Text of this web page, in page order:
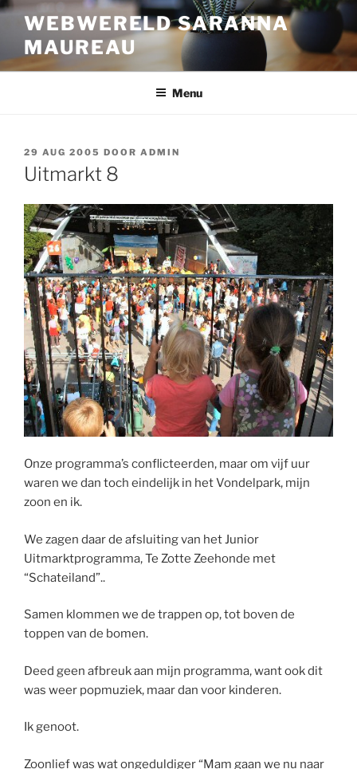
Ga
inhoud
WEBWERELD SARANNA
MAUREAU
Menu
GEPLAATST
OP
29 AUG 2005 DOOR ADMIN
Uitmarkt 8
Onze programma’s conflicteerden, maar om vijf uur
waren we dan toch eindelijk in het Vondelpark, mijn
zoon en ik.
We zagen daar de afsluiting van het Junior
Uitmarktprogramma, Te Zotte Zeehonde met
“Schateiland”..
Samen klommen we de trappen op, tot boven de
toppen van de bomen.
Deed geen afbreuk aan mijn programma, want ook dit
was weer popmuziek, maar dan voor kinderen.
Ik genoot.
Zoonlief was wat ongeduldiger “Mam gaan we nu naar